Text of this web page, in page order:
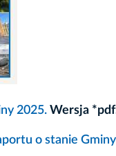
2025. Wersja
o stanie